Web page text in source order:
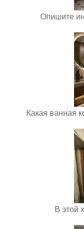
Опишите
Какая ванная
В этой